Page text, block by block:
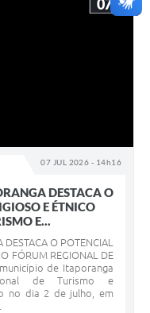
07 JUL 2026 - 14h16
07
DESTACA O
E ÉTNICO
E...
O POTENCIAL
FÓRUM REGIONAL DE
município de Itaporanga
de Turismo e
no dia 2 de julho, em